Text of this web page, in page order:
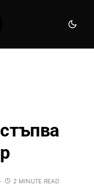
2 MINUTE READ